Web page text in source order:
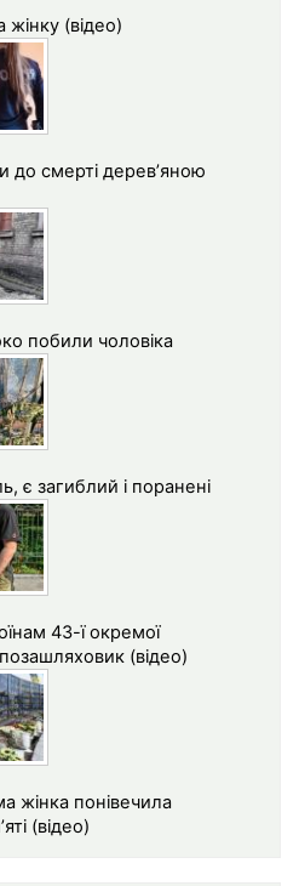
жінку (відео)
до смерті дерев’яною
побили чоловіка
є загиблий і поранені
43-ї окремої
(відео)
жінка понівечила
(відео)